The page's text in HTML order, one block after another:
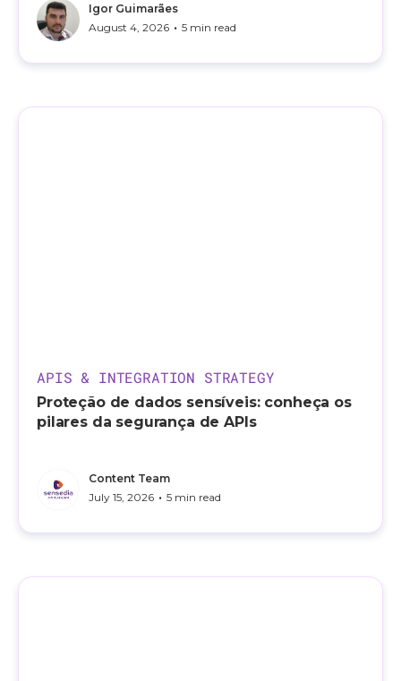
Igor Guimarães
August 4, 2026 • 5 min read
APIS & INTEGRATION STRATEGY
Proteção de dados sensíveis: conheça os
pilares da segurança de APIs
Content Team
July 15, 2026 • 5 min read